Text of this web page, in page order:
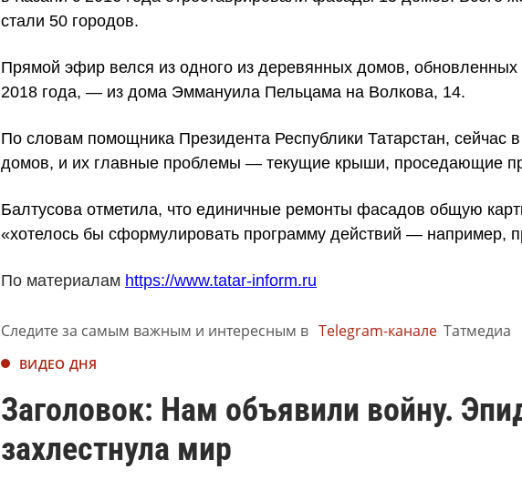
стали 50 городов.
Прямой эфир велся из одного из деревянных домов,
2018 года, — из дома Эммануила Пельцама на Волкова, 14.
По словам помощника Президента Республики Татарстан, сейчас
домов, и их главные проблемы — текущие крыши, проседающие
Балтусова отметила, что единичные ремонты фасадов общую
«хотелось бы сформулировать программу действий — например,
По материалам https://www.tatar-inform.ru
Следите за самым важным и интересным в Telegram-канале Татмедиа
ВИДЕО ДНЯ
Заголовок: Нам объявили войну.
захлестнула мир